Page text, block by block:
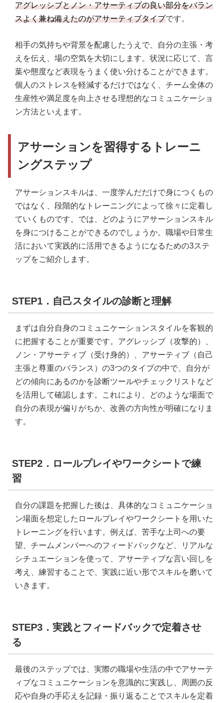
アグレッシブとノン・アサーティブの良い部分をバラン
スよく兼ね備えたのがアサーティブタイプです。
相手の気持ちや背景を配慮したうえで、自分の主張・考
えを伝え、場の空気を大切にします。状況に応じて、言
葉や態度など表現をうまく使い分けることができます。
個人のストレスを軽減するだけではなく、チーム全体の
生産性や満足度を向上させる理想的なコミュニケーショ
ン方法といえます。
アサーションを習得するトレーニ
ングステップ
アサーションスキルは、一度学んだだけで身につくもの
ではなく、段階的なトレーニングによって徐々に定着し
ていくものです。では、どのようにアサーションスキル
を身につけることができるのでしょうか。職場や日常生
活において実践的に活用できるようになるための3ステ
ップをご紹介します。
STEP1．自己スタイルの診断と理解
まずは自分自身のコミュニケーションスタイルを客観的
に把握することが重要です。アグレッシブ（攻撃的）、
ノン・アサーティブ（受け身的）、アサーティブ（自己
主張と尊重のバランス）の3つのタイプの中で、自分が
どの傾向にあるのかを診断ツールやチェックリストなど
を活用して確認します。これにより、どのような場面で
自分の表現が偏りがちか、改善の方向性が明確になりま
す。
STEP2．ロールプレイやワークシートで練
習
自分の課題を把握した後は、具体的なコミュニケーショ
ン場面を想定したロールプレイやワークシートを用いた
トレーニングを行います。例えば、苦手な上司への要
望、チームメンバーへのフィードバックなど、リアルな
シチュエーションを使って、アサーティブな言い回しを
考え、練習することで、実践に近い形でスキルを磨いて
いきます。
STEP3．実践とフィードバックで定着させ
る
最後のステップでは、実際の職場や生活の中でアサーテ
ィブなコミュニケーションを意識的に実践し、周囲の反
応や自身の手応えを記録・振り返ることでスキルを定着